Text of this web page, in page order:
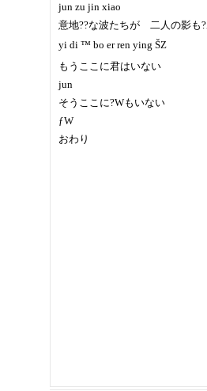
jun zu jin xiao
意地??な波たちが 二人の影も
yi di ™ bo er ren ying ŠZ
もうここに君はいない
jun
そうここに?Wもいない
ƒW
おわり